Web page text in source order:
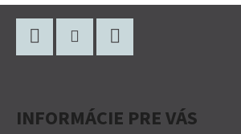
INFORMÁCIE PRE VÁS